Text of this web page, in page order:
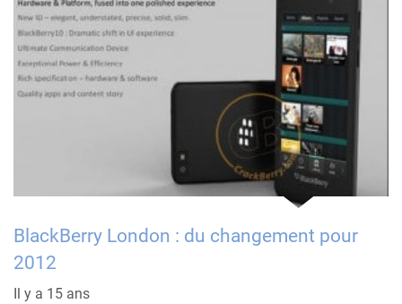
BlackBerry London : du changement pour
2012
Il y a 15 ans